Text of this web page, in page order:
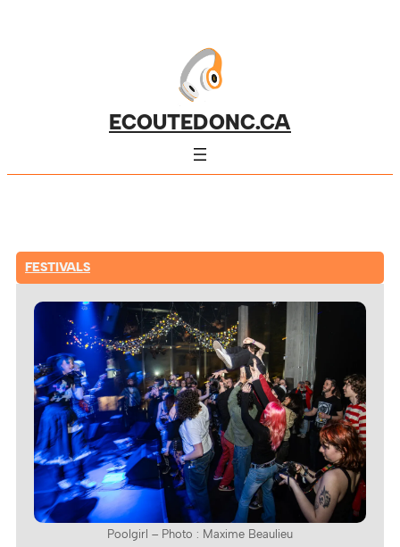
ECOUTEDONC.CA
FESTIVALS
Poolgirl – Photo : Maxime Beaulieu